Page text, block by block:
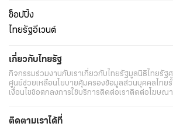
ช็อปปิ้ง
ไทยรัฐอีเวนต์
เกี่ยวกับไทยรัฐ
กิจกรรมร่วมงานกับเราเกี่ยวกับไทยรัฐมูลนิธิไทยรัฐ
ศูนย์ช่วยเหลือนโยบายคุ้มครองข้อมูลส่วนบุคคลไทย
เงื่อนไขข้อตกลงการใช้บริการติดต่อเราติดต่อโฆษณา
ติดตามเราได้ที่